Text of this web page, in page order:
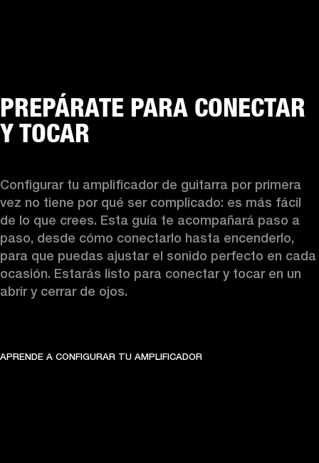
PREPÁRATE PARA CONECTAR
Y TOCAR
Configurar tu amplificador de guitarra por primera
vez no tiene por qué ser complicado: es más fácil
de lo que crees. Esta guía te acompañará paso a
paso, desde cómo conectarlo hasta encenderlo,
para que puedas ajustar el sonido perfecto en cada
ocasión. Estarás listo para conectar y tocar en un
abrir y cerrar de ojos.
APRENDE A CONFIGURAR TU AMPLIFICADOR